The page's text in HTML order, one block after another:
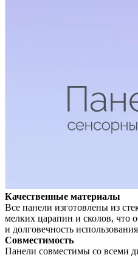
Качественные материалы
Все панели изготовлены из
мелких царапин и сколов, что
и долговечность
Совместимость
Панели совместимы со всеми